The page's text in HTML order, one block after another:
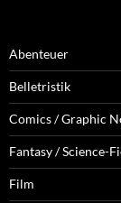
Abenteuer
Belletristik
Comics / Graphic
Fantasy / Science-
Film